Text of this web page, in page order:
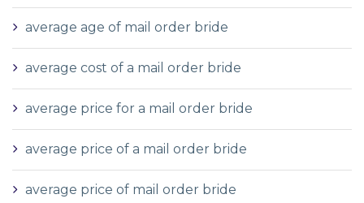
average age of mail order bride
average cost of a mail order bride
average price for a mail order bride
average price of a mail order bride
average price of mail order bride